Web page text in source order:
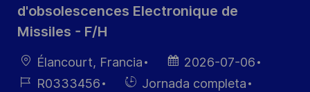
d'obsolescences Electronique de
Missiles - F/H
Ubicación
Élancourt, Francia
Fecha de
publicación
2026-07-06
ID deR0333456
HiringJornada completa